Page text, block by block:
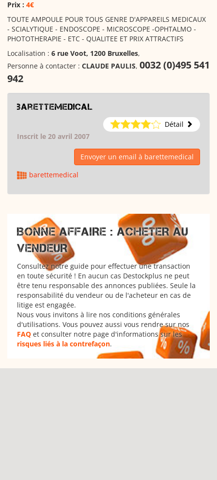
Prix : 4€
TOUTE AMPOULE POUR TOUS GENRE D'APPAREILS MEDICAUX
- SCIALYTIQUE - ENDOSCOPE - MICROSCOPE -OPHTALMO -
PHOTOTHERAPIE - ETC - QUALITEE ET PRIX ATTRACTIFS
Localisation : 6 rue Voot, 1200 Bruxelles,
Personne à contacter : CLAUDE PAULIS, 0032 (0)495 541
942
barettemedical
Détail
Inscrit le 20 avril 2007
Envoyer un email à barettemedical
barettemedical
BONNE AFFAIRE : ACHETER AU
VENDEUR
Consultez notre guide pour effectuer une transaction
en toute sécurité ! En aucun cas Destockplus ne peut
être tenu responsable des annonces publiées. Seule la
responsabilité du vendeur ou de l'acheteur en cas de
litige est engagée.
Nous vous invitons à lire nos conditions générales
d'utilisations. Vous pouvez aussi vous rendre sur nos
FAQ et consulter notre page d'informations sur les
risques liés à la contrefaçon.